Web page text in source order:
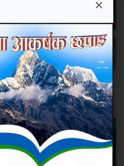
सुविधा सञ्चालनमा,
×